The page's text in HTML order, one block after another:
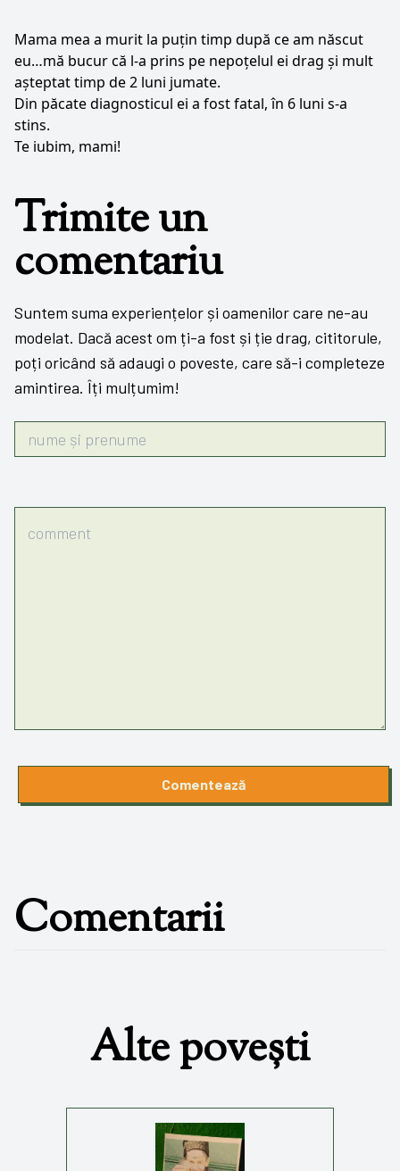
Mama mea a murit la puțin timp după ce am născut
eu…mă bucur că l-a prins pe nepoțelul ei drag și mult
așteptat timp de 2 luni jumate.
Din păcate diagnosticul ei a fost fatal, în 6 luni s-a
stins.
Te iubim, mami!
Trimite un
comentariu
Suntem suma experiențelor și oamenilor care ne-au
modelat. Dacă acest om ți-a fost și ție drag, cititorule,
poți oricând să adaugi o poveste, care să-i completeze
amintirea. Îți mulțumim!
Comentează
Comentarii
Alte povești